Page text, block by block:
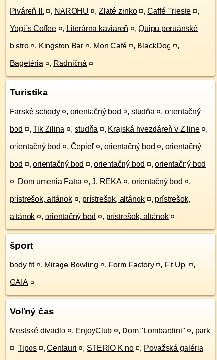
Piváreň II. ¤, NAROHU ¤, Zlaté zrnko ¤, Caffé Trieste ¤,
Yogi´s Coffee ¤, Literárna kaviareň ¤, Quipu peruánské
bistro ¤, Kingston Bar ¤, Mon Café ¤, BlackDog ¤,
Bagetéria ¤, Radničná ¤
Turistika
Farské schody ¤, orientačný bod ¤, studňa ¤, orientačný
bod ¤, Tik Žilina ¤, studňa ¤, Krajská hvezdáreň v Žiline ¤,
orientačný bod ¤, Čepieľ ¤, orientačný bod ¤, orientačný
bod ¤, orientačný bod ¤, orientačný bod ¤, orientačný bod
¤, Dom umenia Fatra ¤, J. REKA ¤, orientačný bod ¤,
prístrešok, altánok ¤, prístrešok, altánok ¤, prístrešok,
altánok ¤, orientačný bod ¤, prístrešok, altánok ¤
šport
body fit ¤, Mirage Bowling ¤, Form Factory ¤, Fit Up! ¤,
GAIA ¤
Voľný čas
Mestské divadlo ¤, EnjoyClub ¤, Dom "Lombardini" ¤, park
¤, Tipos ¤, Centauri ¤, STERIO Kino ¤, Považská galéria